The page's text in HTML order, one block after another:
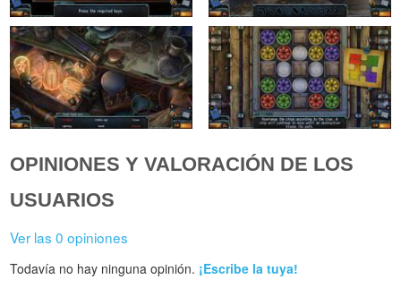
OPINIONES Y VALORACIÓN DE LOS
USUARIOS
Ver las 0 opiniones
Todavía no hay ninguna opinión. ¡Escribe la tuya!